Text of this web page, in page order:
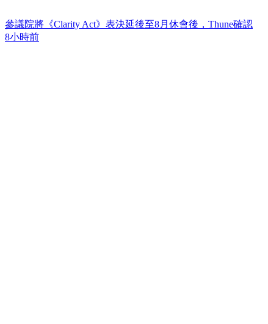
參議院將《Clarity Act》表決延後至8月休會後，Thune確認
8小時前